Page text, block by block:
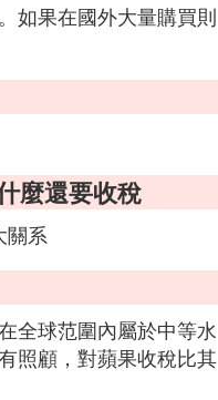
如果在國外大量購買則
麼還要收稅
關系
全球范圍內屬於中等水
照顧，對蘋果收稅比其